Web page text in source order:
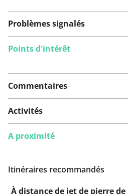
Problèmes signalés
Voir sur la carte
Vous avez remarqué quelque
Points d'intérêt
Commentaires
Activités
A proximité
Itinéraires recommandés
À distance de jet de pierre de